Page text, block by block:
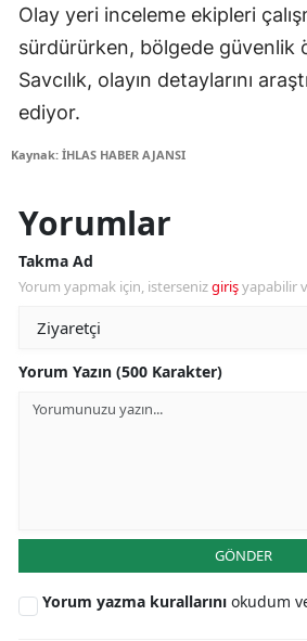
Olay yeri inceleme ekipleri
sürdürürken, bölgede güvenlik
Savcılık, olayın detaylarını
ediyor.
Kaynak: İHLAS HABER AJANSI
Yorumlar
Takma Ad
Yorum yapmak için, istersenizgirişyapabilir
Yorum Yazın (500 Karakter)
GÖNDER
Yorum yazma kurallarını okudum